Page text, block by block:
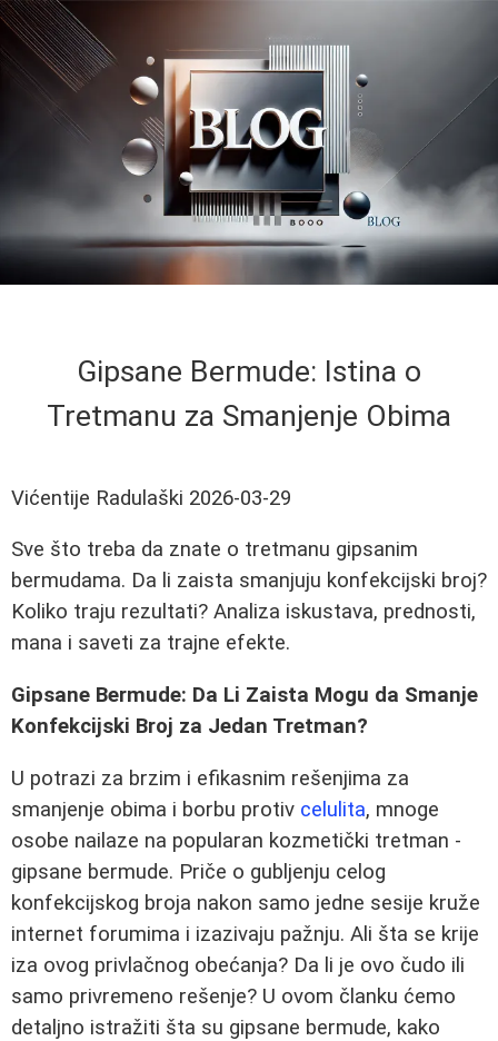
Gipsane Bermude: Istina o
Tretmanu za Smanjenje Obima
Vićentije Radulaški 2026-03-29
Sve što treba da znate o tretmanu gipsanim
bermudama. Da li zaista smanjuju konfekcijski broj?
Koliko traju rezultati? Analiza iskustava, prednosti,
mana i saveti za trajne efekte.
Gipsane Bermude: Da Li Zaista Mogu da Smanje
Konfekcijski Broj za Jedan Tretman?
U potrazi za brzim i efikasnim rešenjima za
smanjenje obima i borbu protiv celulita, mnoge
osobe nailaze na popularan kozmetički tretman -
gipsane bermude. Priče o gubljenju celog
konfekcijskog broja nakon samo jedne sesije kruže
internet forumima i izazivaju pažnju. Ali šta se krije
iza ovog privlačnog obećanja? Da li je ovo čudo ili
samo privremeno rešenje? U ovom članku ćemo
detaljno istražiti šta su gipsane bermude, kako